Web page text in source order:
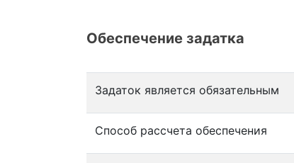
Обеспечение задатка
Задаток является обязательным
Способ рассчета обеспечения